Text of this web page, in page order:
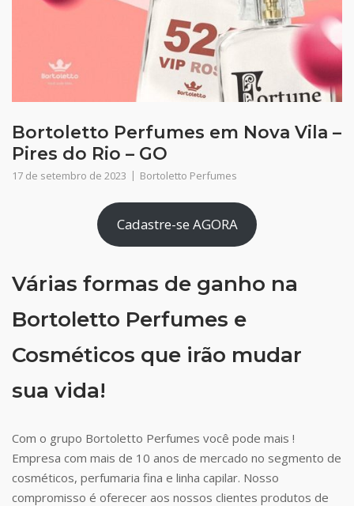
Bortoletto Perfumes em Nova Vila –
Pires do Rio – GO
17 de setembro de 2023 Bortoletto Perfumes
Cadastre-se AGORA
Várias formas de ganho na
Bortoletto Perfumes e
Cosméticos que irão mudar
sua vida!
Com o grupo Bortoletto Perfumes você pode mais !
Empresa com mais de 10 anos de mercado no segmento de
cosméticos, perfumaria fina e linha capilar. Nosso
compromisso é oferecer aos nossos clientes produtos de